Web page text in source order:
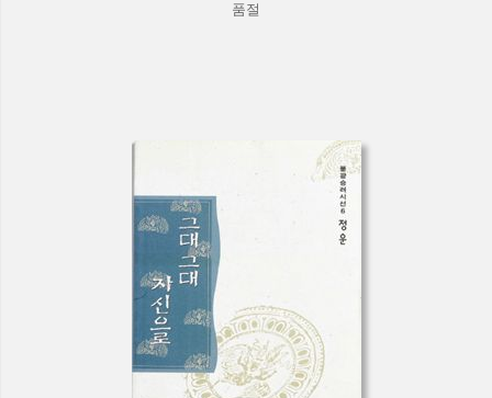
품절